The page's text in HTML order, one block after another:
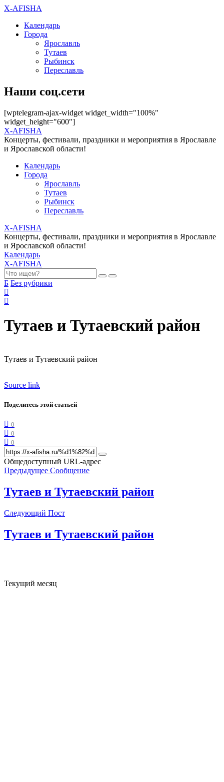
X-AFISHA
Календарь
Города
Ярославль
Тутаев
Рыбинск
Переславль
Наши соц.сети
[wptelegram-ajax-widget widget_width="100%"
widget_height="600"]
X-AFISHA
Концерты, фестивали, праздники и мероприятия в Ярославле
и Ярославской области!
Календарь
Города
Ярославль
Тутаев
Рыбинск
Переславль
X-AFISHA
Концерты, фестивали, праздники и мероприятия в Ярославле
и Ярославской области!
Календарь
X-AFISHA
Б Без рубрики
Тутаев и Тутаевский район
Тутаев и Тутаевский район
Source link
Поделитесь этой статьей
0
0
0
Общедоступный URL-адрес
Предыдущее Сообщение
Тутаев и Тутаевский район
Следующий Пост
Тутаев и Тутаевский район
Текущий месяц